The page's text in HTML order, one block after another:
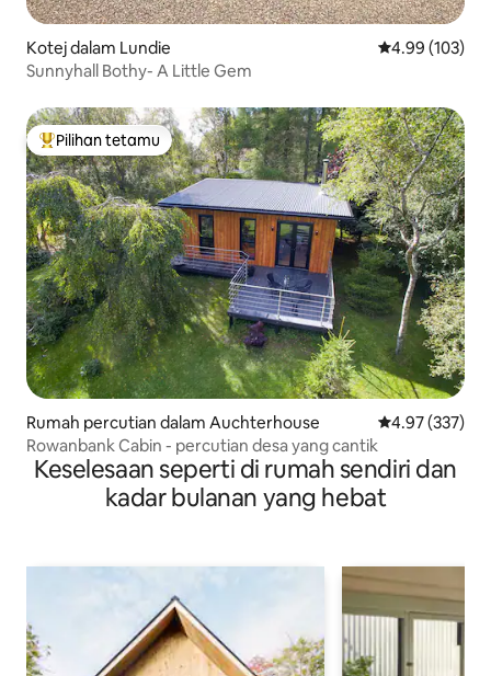
Kotej dalam Lundie Penarafan
4.99 (103)
Sunnyhall Bothy- A Little Gem
Pilihan utama tetamu
Pilihan tetamu
Rumah percutian dalam Auchterhouse Penarafan
4.97 (337)
Rowanbank Cabin - percutian desa yang cantik
Keselesaan seperti di rumah sendiri dan
kadar bulanan yang hebat